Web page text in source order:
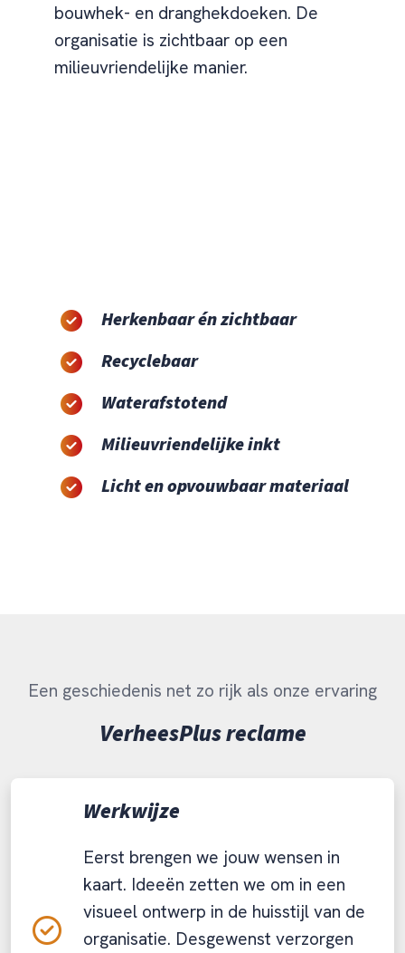
bouwhek- en dranghekdoeken. De
organisatie is zichtbaar op een
milieuvriendelijke manier.
Herkenbaar én zichtbaar
Recyclebaar
Waterafstotend
Milieuvriendelijke inkt
Licht en opvouwbaar materiaal
Een geschiedenis net zo rijk als onze ervaring
VerheesPlus reclame
Werkwijze
Eerst brengen we jouw wensen in
kaart. Ideeën zetten we om in een
visueel ontwerp in de huisstijl van de
organisatie. Desgewenst verzorgen